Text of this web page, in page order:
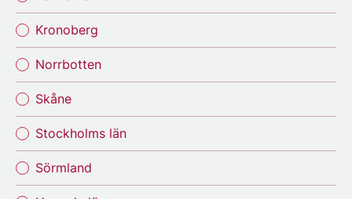
Kronoberg
Norrbotten
Skåne
Stockholms län
Sörmland